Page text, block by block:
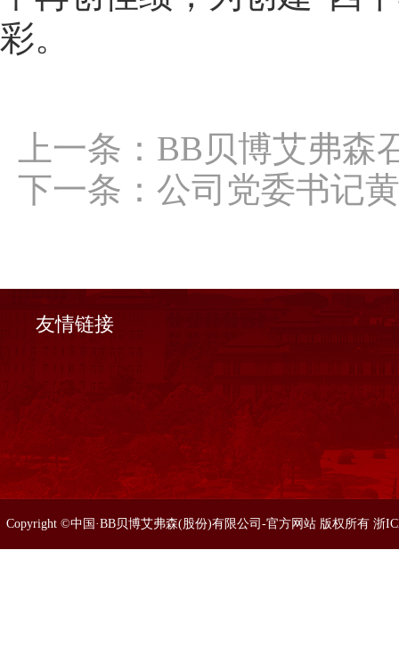
彩。
上一条： BB贝博艾弗森
下一条： 公司党委书记
友情链接
Copyright ©中国·BB贝博艾弗森(股份)有限公司-官方网站 版权所有 浙